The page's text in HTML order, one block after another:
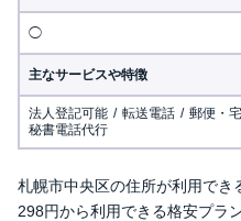
◯
主なサービスや特徴
法人登記可能 転送電話 郵便・
秘書電話代行
札幌市中央区の住所が利用で
298円から利用できる格安プラ